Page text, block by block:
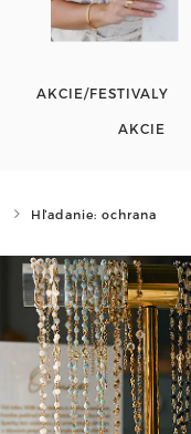
AKCIE/FESTIVALY
AKCIE
Hľadanie: ochrana